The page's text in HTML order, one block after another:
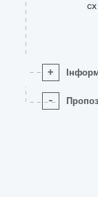
cx
+
-